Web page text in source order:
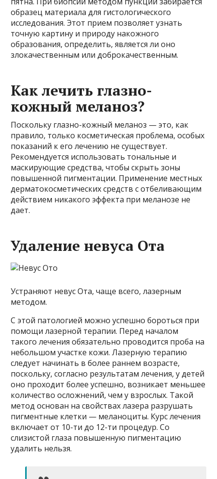
образец материала для гистологического
исследования. Этот прием позволяет узнать
точную картину и природу накожного
образования, определить, является ли оно
злокачественным или доброкачественным.
Как лечить глазно-
кожный меланоз?
Поскольку глазно-кожный меланоз — это, как
правило, только косметическая проблема, особых
показаний к его лечению не существует.
Рекомендуется использовать тональные и
маскирующие средства, чтобы скрыть зоны
повышенной пигментации. Применение местных
дерматокосметических средств с отбеливающим
действием никакого эффекта при меланозе не
дает.
Удаление невуса Ота
Устраняют невус Ота, чаще всего, лазерным
методом.
С этой патологией можно успешно бороться при
помощи лазерной терапии. Перед началом
такого лечения обязательно проводится проба на
небольшом участке кожи. Лазерную терапию
следует начинать в более раннем возрасте,
поскольку, согласно результатам лечения, у детей
оно проходит более успешно, возникает меньшее
количество осложнений, чем у взрослых. Такой
метод основан на свойствах лазера разрушать
пигментные клетки — меланоциты. Курс лечения
включает от 10-ти до 12-ти процедур. Со
слизистой глаза повышенную пигментацию
удалить нельзя.